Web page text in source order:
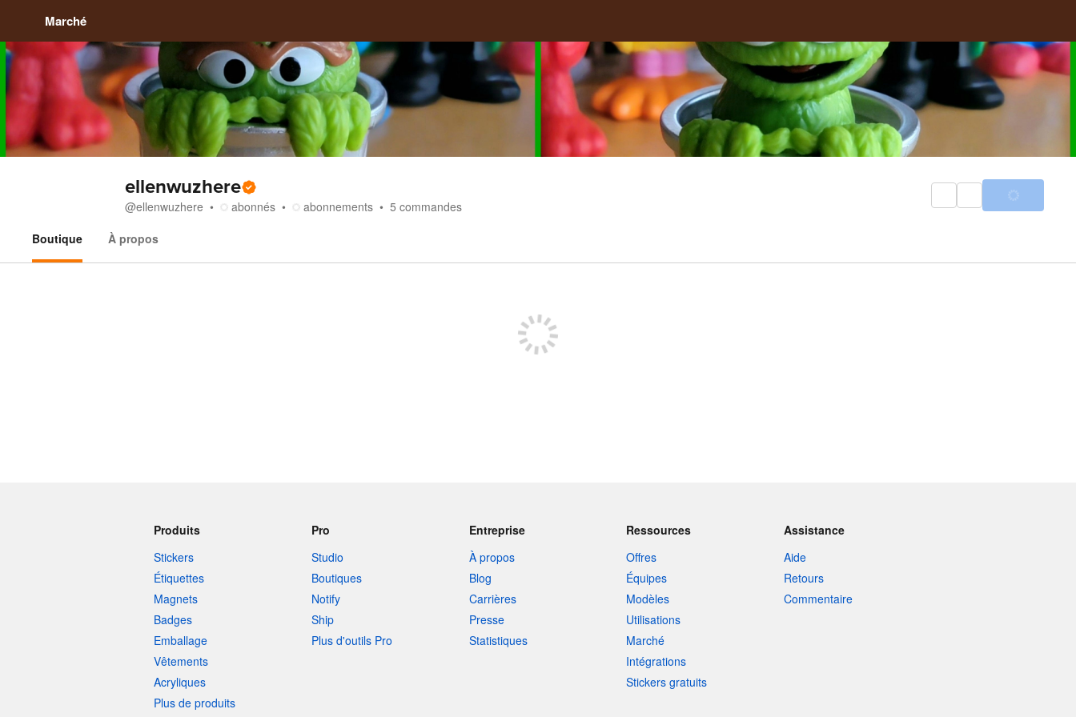
Marché
ellenwuzhere
@ellenwuzhere abonnés abonnements 5 commandes
Boutique
À propos
Produits
Stickers
Étiquettes
Magnets
Badges
Emballage
Vêtements
Acryliques
Plus de produits
Pro
Studio
Boutiques
Notify
Ship
Plus d'outils Pro
Entreprise
À propos
Blog
Carrières
Presse
Statistiques
Ressources
Offres
Équipes
Modèles
Utilisations
Marché
Intégrations
Stickers gratuits
Assistance
Aide
Retours
Commentaire